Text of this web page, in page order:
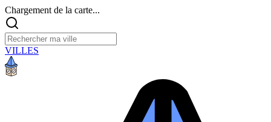
Chargement de la carte...
VILLES